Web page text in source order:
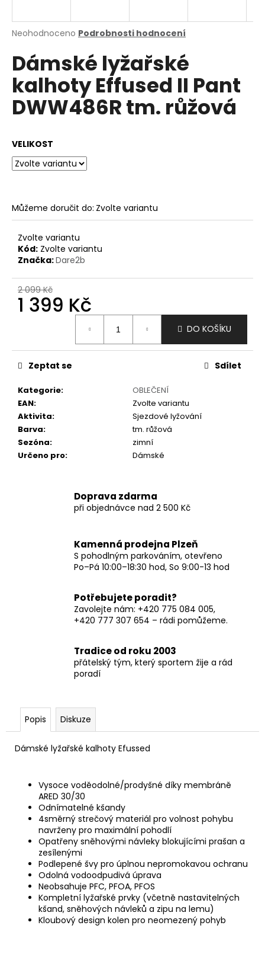
Průměrné
produktu
je
0,0
5
hvězdiček.
Neohodnoceno Podrobnosti hodnocení
Dámské lyžařské
kalhoty Effused II Pant
DWW486R tm. růžová
VELIKOST
Můžeme doručit do: Zvolte variantu
Zvolte variantu
Kód: Zvolte variantu
Značka:Dare2b
2 099 Kč
1 399 Kč
DO KOŠÍKU
Kategorie:
OBLEČENÍ
EAN:
Zvolte variantu
Aktivita:
Sjezdové lyžování
Barva:
tm. růžová
Sezóna:
zimní
Určeno pro: Dámské
Zeptat se Sdílet
Doprava zdarma
při objednávce nad 2 500 Kč
Kamenná prodejna Plzeň
S pohodlným parkováním, otevřeno
Po–Pá 10:00–18:30 hod, So 9:00-13 hod
Potřebujete poradit?
Zavolejte nám: +420 775 084 005,
+420 777 307 654 – rádi pomůžeme.
Tradice od roku 2003
přátelský tým, který sportem žije a rád
poradí
Popis Diskuze
Dámské lyžařské kalhoty Efussed
Vysoce voděodolné/prodyšné díky membráně
ARED 30/30
Odnímatelné kšandy
4směrný strečový materiál pro volnost pohybu
navrženy pro maximální pohodlí
Opatřeny sněhovými návleky blokujícími prašan a
zesílenými
Podlepené švy pro úplnou nepromokavou ochranu
Odolná vodoodpudivá úprava
Neobsahuje PFC, PFOA, PFOS
Kompletní lyžařské prvky (včetně nastavitelných
kšand, sněhových návleků a zipu na lemu)
Kloubový design kolen pro neomezený pohyb
j
t
?
o
p
u
č
u